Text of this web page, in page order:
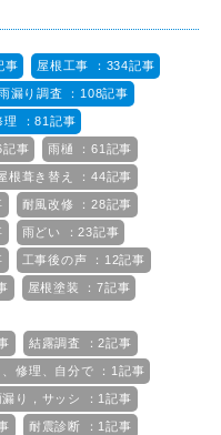
事 屋根工事 ：334記事
漏り調査 ：108記事
理 ：81記事
記事 雨樋 ：61記事
根葺き替え ：44記事
耐風改修 ：28記事
雨どい ：23記事
工事後の声 ：12記事
屋根塗装 ：7記事
結露調査 ：2記事
、修理、自分で ：1記事
漏り，サッシ ：1記事
耐震診断 ：1記事